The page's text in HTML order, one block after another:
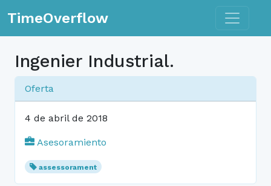
TimeOverflow Toggle
Ingenier Industrial.
Oferta
4 de abril de 2018
Asesoramiento
assessorament